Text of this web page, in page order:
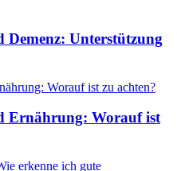
Demenz: Unterstützung
Ernährung: Worauf ist